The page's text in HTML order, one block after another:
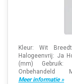
Kleur: Wit
Halogeenvrij: Ja
(mm) Gebruik:
Onbehandeld
Meer informatie »